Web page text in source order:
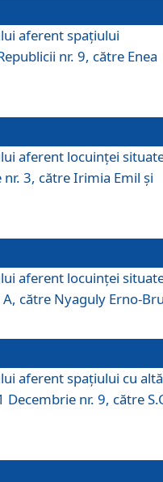
aferent spaţiului
nr. 9, către Enea
aferent locuinţei
3, către Irimia Emil şi
aferent locuinţei
către Nyaguly Erno-
aferent spaţiului cu altă
nr. 9, către